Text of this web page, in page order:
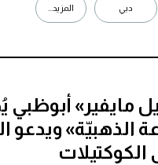
دبي المزيد...
مايفير» أبوظبي
الذهبيّة» ويدعو